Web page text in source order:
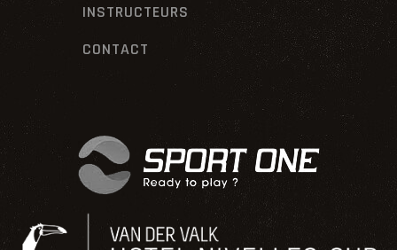
INSTRUCTEURS
CONTACT